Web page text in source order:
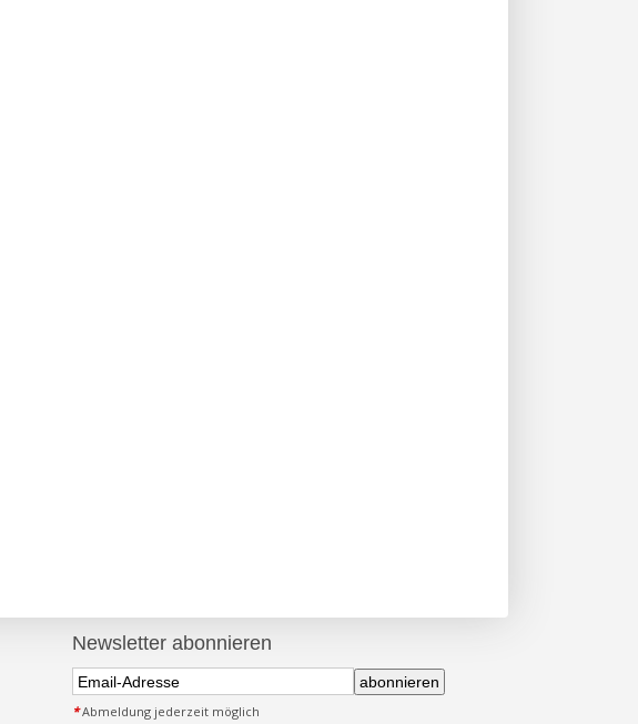
Newsletter abonnieren
abonnieren
*Abmeldung jederzeit möglich